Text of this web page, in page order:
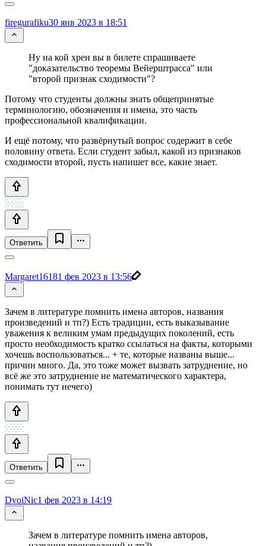
firegurafiku30 янв 2023 в 18:51
Ну на кой хрен вы в билете спрашиваете
"доказательство теоремы Вейерштрасса" или
"второй признак сходимости"?
Потому что студенты должны знать общепринятые
терминологию, обозначения и имена, это часть
профессиональной квалификации.
И ещё потому, что развёрнутый вопрос содержит в себе
половину ответа. Если студент забыл, какой из признаков
сходимости второй, пусть напишет все, какие знает.
Ответить
Margaret16181 фев 2023 в 13:56
Зачем в литературе помнить имена авторов, названия
произведений и тп?) Есть традиции, есть выказывание
уважения к великим умам предыдущих поколений, есть
просто необходимость кратко ссылаться на факты, которыми
хочешь воспользоваться... + те, которые названы выше...
причин много. Да, это тоже может вызвать затруднение, но
всё же это затруднение не математического характера,
понимать тут нечего)
Ответить
DvoiNic1 фев 2023 в 14:19
Зачем в литературе помнить имена авторов,